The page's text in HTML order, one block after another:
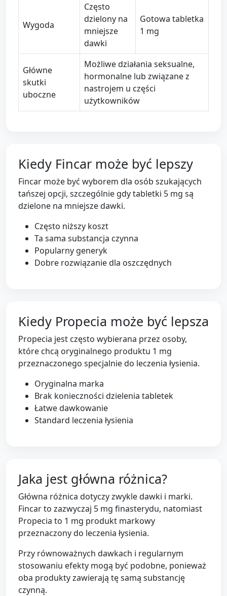
Wygoda
Często
dzielony na
mniejsze
dawki
Gotowa tabletka
1 mg
Główne
skutki
uboczne
Możliwe działania seksualne,
hormonalne lub związane z
nastrojem u części
użytkowników
Kiedy Fincar może być lepszy
Fincar może być wyborem dla osób szukających
tańszej opcji, szczególnie gdy tabletki 5 mg są
dzielone na mniejsze dawki.
Często niższy koszt
Ta sama substancja czynna
Popularny generyk
Dobre rozwiązanie dla oszczędnych
Kiedy Propecia może być lepsza
Propecia jest często wybierana przez osoby,
które chcą oryginalnego produktu 1 mg
przeznaczonego specjalnie do leczenia łysienia.
Oryginalna marka
Brak konieczności dzielenia tabletek
Łatwe dawkowanie
Standard leczenia łysienia
Jaka jest główna różnica?
Główna różnica dotyczy zwykle dawki i marki.
Fincar to zazwyczaj 5 mg finasterydu, natomiast
Propecia to 1 mg produkt markowy
przeznaczony do leczenia łysienia.
Przy równoważnych dawkach i regularnym
stosowaniu efekty mogą być podobne, ponieważ
oba produkty zawierają tę samą substancję
czynną.